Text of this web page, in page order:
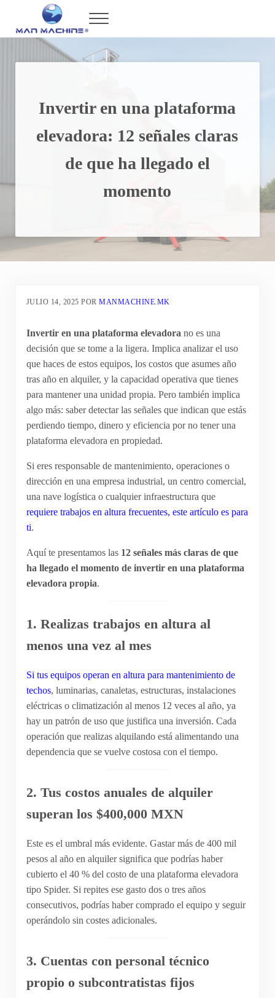
Saltar al contenido principal
Skip to header right navigation
Skip to after header navigation
Skip to site footer
Man Machine
Maquinaria de Alta Tecnología en México
Menu
Invertir en una plataforma
elevadora: 12 señales claras
de que ha llegado el
momento
JULIO 14, 2025 PORMANMACHINE.MK
Invertir en una plataforma elevadora no es una
decisión que se tome a la ligera. Implica analizar el uso
que haces de estos equipos, los costos que asumes año
tras año en alquiler, y la capacidad operativa que tienes
para mantener una unidad propia. Pero también implica
algo más: saber detectar las señales que indican que estás
perdiendo tiempo, dinero y eficiencia por no tener una
plataforma elevadora en propiedad.
Si eres responsable de mantenimiento, operaciones o
dirección en una empresa industrial, un centro comercial,
una nave logística o cualquier infraestructura que
requiere trabajos en altura frecuentes, este artículo es para
ti.
Aquí te presentamos las 12 señales más claras de que
ha llegado el momento de invertir en una plataforma
elevadora propia.
1. Realizas trabajos en altura al
menos una vez al mes
Si tus equipos operan en altura para mantenimiento de
techos, luminarias, canaletas, estructuras, instalaciones
eléctricas o climatización al menos 12 veces al año, ya
hay un patrón de uso que justifica una inversión. Cada
operación que realizas alquilando está alimentando una
dependencia que se vuelve costosa con el tiempo.
2. Tus costos anuales de alquiler
superan los $400,000 MXN
Este es el umbral más evidente. Gastar más de 400 mil
pesos al año en alquiler significa que podrías haber
cubierto el 40 % del costo de una plataforma elevadora
tipo Spider. Si repites ese gasto dos o tres años
consecutivos, podrías haber comprado el equipo y seguir
operándolo sin costes adicionales.
3. Cuentas con personal técnico
propio o subcontratistas fijos